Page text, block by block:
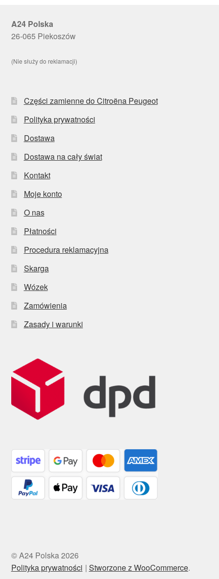
A24 Polska
26-065 Piekoszów
(Nie służy do reklamacji)
Części zamienne do Citroëna Peugeot
Polityka prywatności
Dostawa
Dostawa na cały świat
Kontakt
Moje konto
O nas
Płatności
Procedura reklamacyjna
Skarga
Wózek
Zamówienia
Zasady i warunki
© A24 Polska 2026
Polityka prywatności
Stworzone z WooCommerce.